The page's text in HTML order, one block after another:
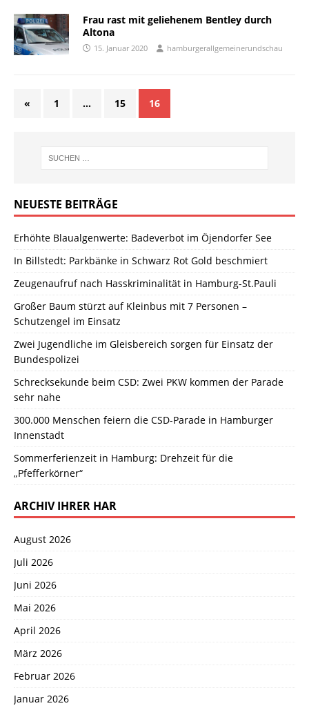
Frau rast mit geliehenem Bentley durch
Altona
15. Januar 2020 hamburgerallgemeinerundschau
« 1 … 15 16
NEUESTE BEITRÄGE
Erhöhte Blaualgenwerte: Badeverbot im Öjendorfer See
In Billstedt: Parkbänke in Schwarz Rot Gold beschmiert
Zeugenaufruf nach Hasskriminalität in Hamburg-St.Pauli
Großer Baum stürzt auf Kleinbus mit 7 Personen –
Schutzengel im Einsatz
Zwei Jugendliche im Gleisbereich sorgen für Einsatz der
Bundespolizei
Schrecksekunde beim CSD: Zwei PKW kommen der Parade
sehr nahe
300.000 Menschen feiern die CSD-Parade in Hamburger
Innenstadt
Sommerferienzeit in Hamburg: Drehzeit für die
„Pfefferkörner“
ARCHIV IHRER HAR
August 2026
Juli 2026
Juni 2026
Mai 2026
April 2026
März 2026
Februar 2026
Januar 2026